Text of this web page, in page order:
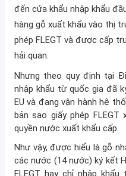
đến cửa khẩu nhập khẩu
hàng gỗ xuất khẩu vào thị
phép FLEGT và được cấp
hải quan.
Nhưng theo quy định tại
nhập khẩu từ quốc gia đã
EU và đang vận hành hệ
bản sao giấy phép
quyền nước xuất khẩu cấp.
Như vậy, được hiểu là gỗ
các nước (14 nước) ký kết